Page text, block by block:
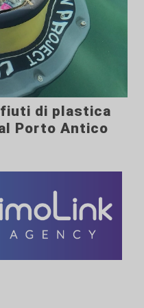
di plastica
Porto Antico